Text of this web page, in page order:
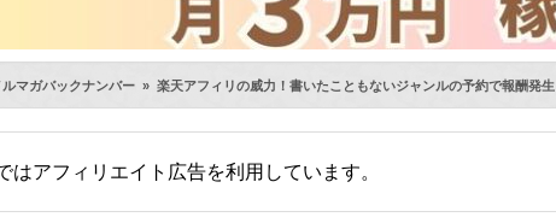
ルマガバックナンバー » 楽天アフィリの威力！書いたこともないジャンルの予約で報酬発生
はアフィリエイト広告を利用しています。